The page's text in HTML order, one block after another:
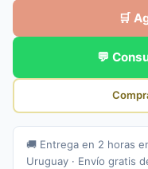
🛒
💬
🚚 Entrega en 2 horas
Uruguay · Envío gratis